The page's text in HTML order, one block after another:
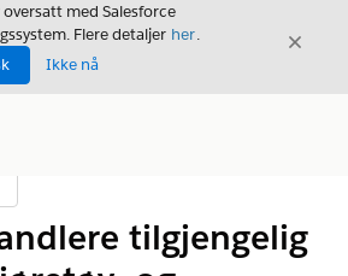
med Salesforce
Flere detaljer her.
Ikke nå
Avslutt
tilgjengelig